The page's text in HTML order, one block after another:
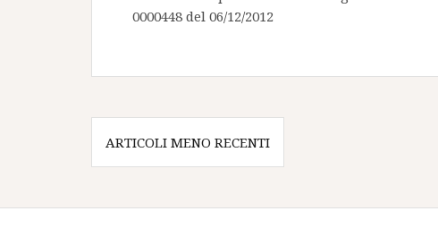
0000448 del 06/12/2012
Navigazione
articoli
ARTICOLI MENO RECENTI